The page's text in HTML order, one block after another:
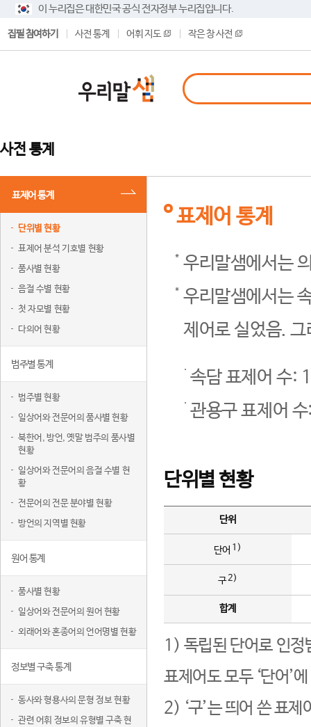
이 누리집은 대한민국 공식 전자정부 누리집입니다.
집필 참여하기 사전 통계 어휘 지도 작은 창 사전
사전 통계
표제어 통계
단위별 현황
표제어 분석 기호별 현황
품사별 현황
음절 수별 현황
첫 자모별 현황
다의어 현황
범주별 통계
범주별 현황
일상어와 전문어의 품사별 현황
북한어, 방언, 옛말 범주의 품사별
현황
일상어와 전문어의 음절 수별 현
황
전문어의 전문 분야별 현황
방언의 지역별 현황
원어 통계
품사별 현황
일상어와 전문어의 원어 현황
외래어와 혼종어의 언어명별 현황
정보별 구축 통계
동사와 형용사의 문형 정보 현황
관련 어휘 정보의 유형별 구축 현
표제어 통계
우리말샘에서는
우리말샘에서는
제어로 실었음.
속담 표제어 수:
관용구 표제어
단위별 현황
단위
단어 1)
구2)
합계
1) 독립된 단어로 인정
표제어도 모두 ‘단어’
2) ‘구’는 띄어 쓴 표